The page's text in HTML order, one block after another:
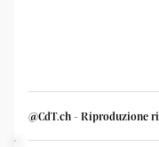
@CdT.ch - Riproduzione